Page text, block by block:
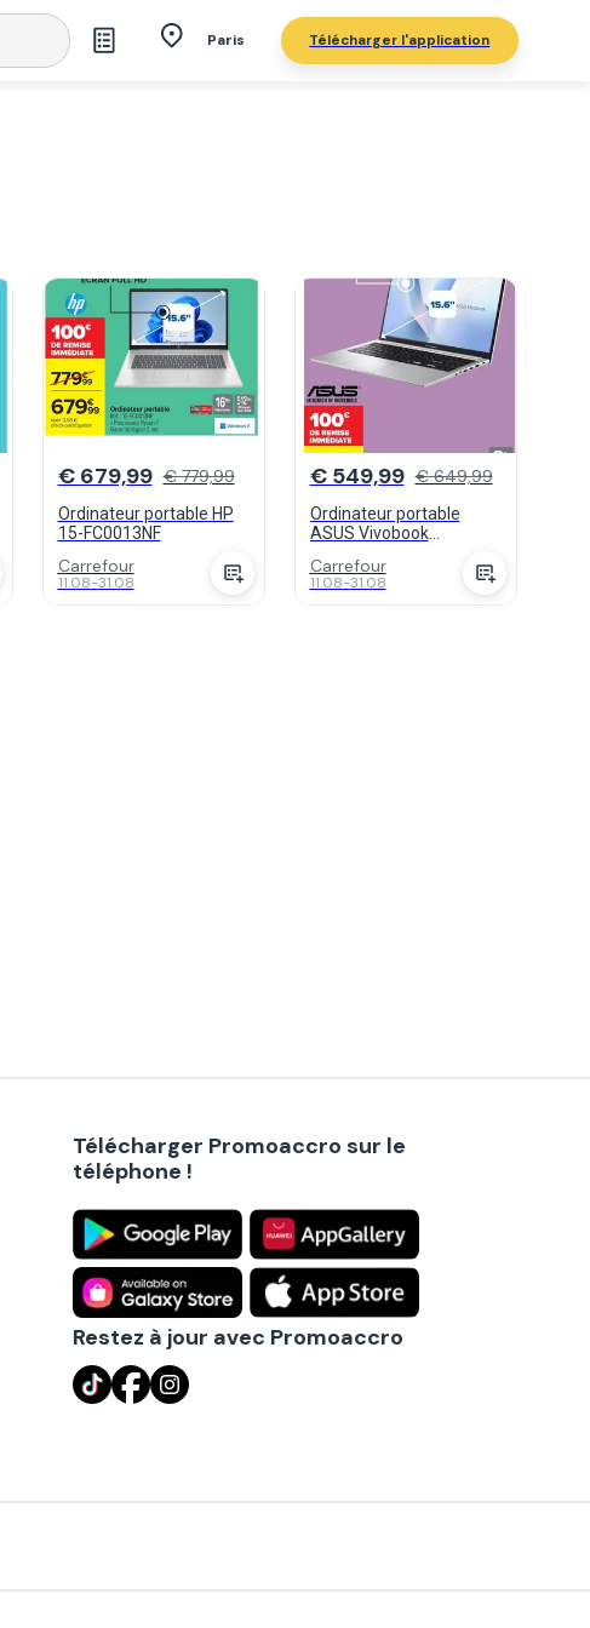
Paris Télécharger l'application
€ 679,99 € 779,99
Ordinateur portable HP
15-FC0013NF
Carrefour
11.08-31.08
€ 549,99 € 649,99
Ordinateur portable
ASUS Vivobook
Carrefour
11.08-31.08
Télécharger Promoaccro sur le
téléphone !
Restez à jour avec Promoaccro